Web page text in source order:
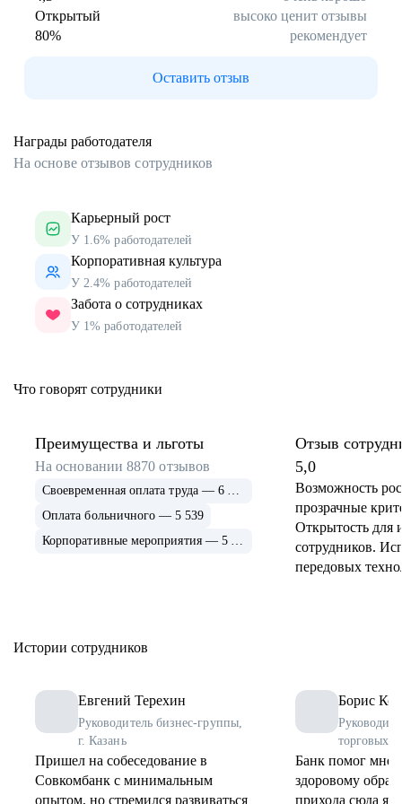
Открытый
высоко ценит отзывы
80% рекомендует
Оставить отзыв
Награды работодателя
На основе отзывов сотрудников
Карьерный рост
У 1.6% работодателей
Корпоративная культура
У 2.4% работодателей
Забота о сотрудниках
У 1% работодателей
Что говорят сотрудники
Преимущества и льготы
На основании8870 отзывов
Своевременная оплата труда — 6 915
Оплата больничного — 5 539
Корпоративные мероприятия — 5 339
Отзыв
5,0
Возможность
прозрачные
Открытость для
сотрудников.
передовых
Истории сотрудников
Евгений Терехин
Руководитель бизнес-группы,
г. Казань
Пришел на собеседование в
Совкомбанк с минимальным
опытом, но стремился развиваться
Борис
торговых
Банк помог мне
здоровому
прихода сюда я